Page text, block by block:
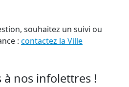
souhaitez un suivi ou
: contactez la Ville
à nos infolettres !